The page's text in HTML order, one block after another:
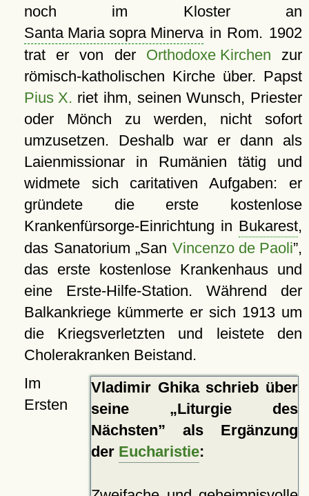
noch im Kloster an
Santa Maria sopra Minervain Rom. 1902
trat er von der Orthodoxe Kirchen zur
römisch-katholischen Kirche über. Papst
Pius X. riet ihm, seinen Wunsch, Priester
oder Mönch zu werden, nicht sofort
umzusetzen. Deshalb war er dann als
Laienmissionar in Rumänien tätig und
widmete sich caritativen Aufgaben: er
gründete die erste kostenlose
Krankenfürsorge-Einrichtung in Bukarest,
das Sanatorium SanVincenzo de Paoli ,
das erste kostenlose Krankenhaus und
eine Erste-Hilfe-Station. Während der
Balkankriege kümmerte er sich 1913 um
die Kriegsverletzten und leistete den
Cholerakranken Beistand.
Vladimir Ghika schrieb über
seine
Liturgie des
Nächsten
als Ergänzung
der Eucharistie:
Im
Ersten